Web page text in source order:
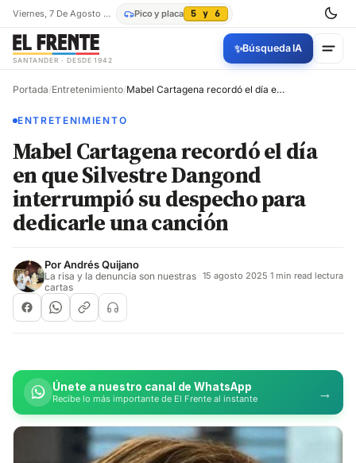
Viernes, 7 De Agosto De 2026 Pico y placa 5 y 6
SANTANDER · DESDE 1942
✨Búsqueda IA
Portada/Entretenimiento/ Mabel Cartagena recordó el día en que Silvestre Dangond interrumpió su despecho para dedicarle una canción
ENTRETENIMIENTO
Mabel Cartagena recordó el día
en que Silvestre Dangond
interrumpió su despecho para
dedicarle una canción
PorAndrés Quijano
La risa y la denuncia son nuestras
cartas
15 agosto 2025·1 min read lectura
Únete a nuestro canal de WhatsApp
Recibe lo más importante de El Frente al instante →